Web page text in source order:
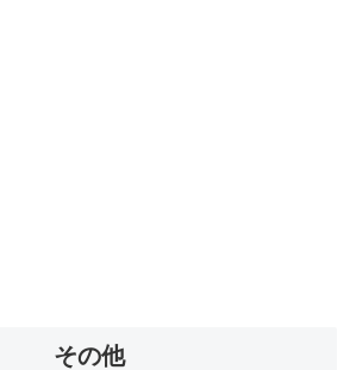
その他